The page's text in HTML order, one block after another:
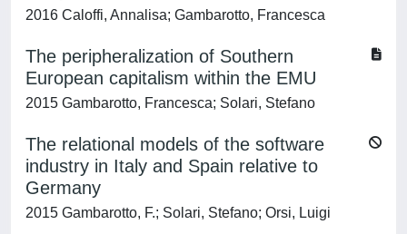
2016 Caloffi, Annalisa; Gambarotto, Francesca
The peripheralization of Southern
European capitalism within the EMU
2015 Gambarotto, Francesca; Solari, Stefano
The relational models of the software
industry in Italy and Spain relative to
Germany
2015 Gambarotto, F.; Solari, Stefano; Orsi, Luigi